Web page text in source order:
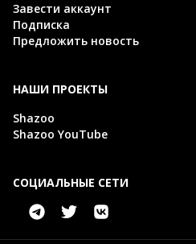
Завести аккаунт
Подписка
Предложить новость
НАШИ ПРОЕКТЫ
Shazoo
Shazoo YouTube
СОЦИАЛЬНЫЕ СЕТИ